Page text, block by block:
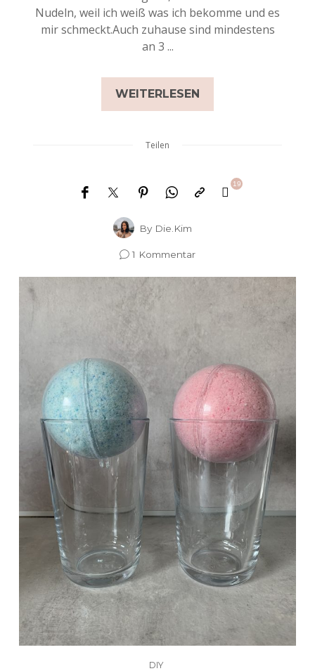
Nudeln, weil ich weiß was ich bekomme und es
mir schmeckt.Auch zuhause sind mindestens
an 3 ...
WEITERLESEN
Teilen
By Die.Kim
19
1 Kommentar
DIY